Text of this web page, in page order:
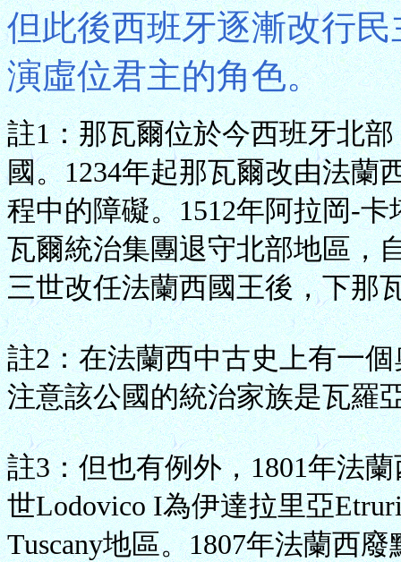
但此後西班牙逐漸改行
演虛位君主的角色。
註1：那瓦爾位於今西班牙北
國。1234年起那瓦爾改由法蘭
程中的障礙。1512年阿拉岡-
瓦爾統治集團退守北部地區，
三世改任法蘭西國王後，下那
註2：在法蘭西中古史上有一
注意該公國的統治家族是瓦羅
註3：但也有例外，1801年法
世Lodovico I為伊達拉里亞
Tuscany地區。1807年法蘭西